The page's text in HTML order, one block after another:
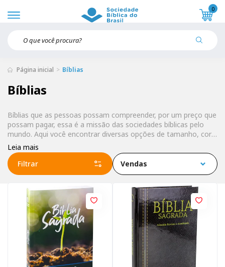
0
Página inicial Bíblias
Bíblias
Bíblias que as pessoas possam compreender, por um preço que
possam pagar, essa é a missão das sociedades bíblicas pelo
mundo. Aqui você encontrar diversas opções de tamanho, cor,
tradução e tamanho de letra. Encontre a mais adequada à sua
necessidade.
Leia mais
Filtrar